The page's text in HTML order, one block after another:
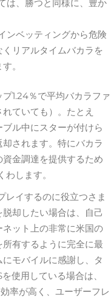
は、勝つと同様に、豊か
ンベッティングから危険
リアルタイムバカラを
。
1.24％で平均バカラファ
ていても）。たとえ
ル中にスターが付けら
されます。特にバカラ
金調達を提供するため
します。
イするのに役立つさま
却したい場合は、自己
ット上の非常に米国の
有するように完全に最
モバイルに感謝し、タ
使用している場合は、
率が高く、ユーザーフレ